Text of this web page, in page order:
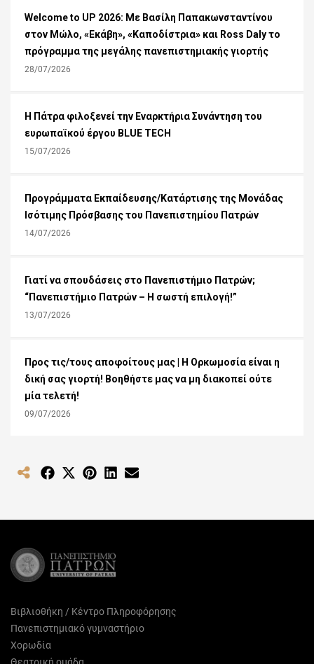
Welcome to UP 2026: Με Βασίλη Παπακωνσταντίνου
στον Μώλο, «Εκάβη», «Καποδίστρια» και Ross Daly το
πρόγραμμα της μεγάλης πανεπιστημιακής γιορτής
28/07/2026
Η Πάτρα φιλοξενεί την Εναρκτήρια Συνάντηση του
ευρωπαϊκού έργου BLUE TECH
15/07/2026
Προγράμματα Εκπαίδευσης/Κατάρτισης της Μονάδας
Ισότιμης Πρόσβασης του Πανεπιστημίου Πατρών
14/07/2026
Γιατί να σπουδάσεις στο Πανεπιστήμιο Πατρών;
“Πανεπιστήμιο Πατρών – Η σωστή επιλογή!”
13/07/2026
Προς τις/τους αποφοίτους μας | Η Ορκωμοσία είναι η
δική σας γιορτή! Βοηθήστε μας να μη διακοπεί ούτε
μία τελετή!
09/07/2026
Share Share
(Twitter)
Share Share
Βιβλιοθήκη / Κέντρο Πληροφόρησης
Πανεπιστημιακό γυμναστήριο
Χορωδία